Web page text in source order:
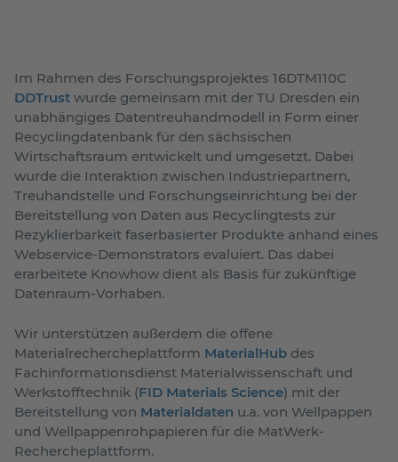
Im Rahmen des Forschungsprojektes 16DTM110C
DDTrust wurde gemeinsam mit der TU Dresden ein
unabhängiges Datentreuhandmodell in Form einer
Recyclingdatenbank für den sächsischen
Wirtschaftsraum entwickelt und umgesetzt. Dabei
wurde die Interaktion zwischen Industriepartnern,
Treuhandstelle und Forschungseinrichtung bei der
Bereitstellung von Daten aus Recyclingtests zur
Rezyklierbarkeit faserbasierter Produkte anhand eines
Webservice-Demonstrators evaluiert. Das dabei
erarbeitete Knowhow dient als Basis für zukünftige
Datenraum-Vorhaben.
Wir unterstützen außerdem die offene
Materialrechercheplattform MaterialHub des
Fachinformationsdienst Materialwissenschaft und
Werkstofftechnik (FID Materials Science) mit der
Bereitstellung von Materialdaten u.a. von Wellpappen
und Wellpappenrohpapieren für die MatWerk-
Rechercheplattform.